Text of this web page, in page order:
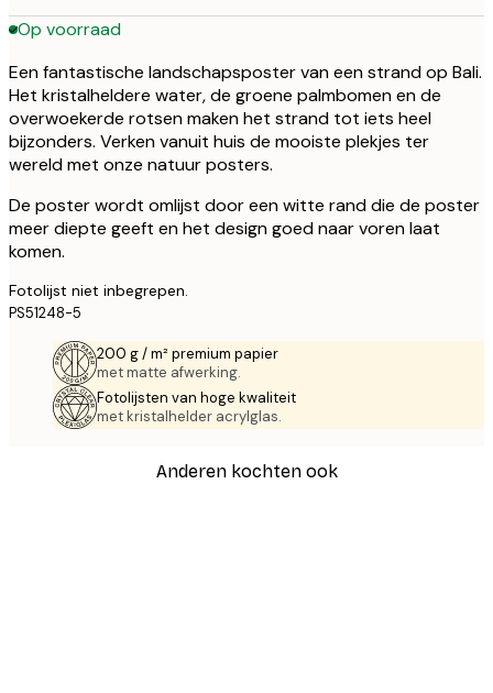
Op voorraad
Een fantastische landschapsposter van een strand op Bali.
Het kristalheldere water, de groene palmbomen en de
overwoekerde rotsen maken het strand tot iets heel
bijzonders. Verken vanuit huis de mooiste plekjes ter
wereld met onze natuur posters.
De poster wordt omlijst door een witte rand die de poster
meer diepte geeft en het design goed naar voren laat
komen.
Fotolijst niet inbegrepen.
PS51248-5
200 g / m² premium papier
met matte afwerking.
Fotolijsten van hoge kwaliteit
met kristalhelder acrylglas.
Anderen kochten ook